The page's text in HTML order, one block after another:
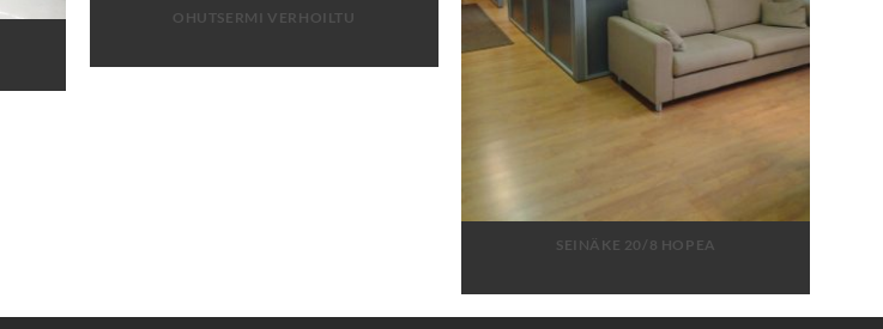
OHUTSERMI VERHOILTU
SEINÄKE 20/8 HOPEA